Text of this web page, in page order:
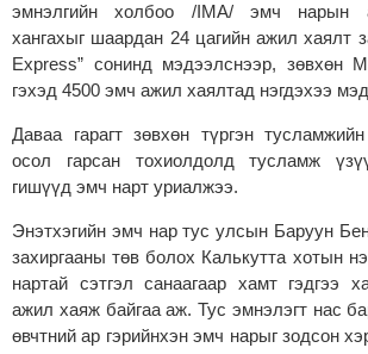
эмнэлгийн холбоо /IMA/ эмч нарын
хангахыг шаардан 24 цагийн ажил хаялт
Express” сонинд мэдээлснээр, зөвхөн
гэхэд 4500 эмч ажил хаялтад нэгдэхээ
Даваа гарагт зөвхөн түргэн
осол гарсан тохиолдолд тусламж
гишүүд эмч нарт уриалжээ.
Энэтхэгийн эмч нар тус улсын Баруун
захиргааны төв болох Калькутта хотын
нартай сэтгэл санаагаар хамт гэдгээ
ажил хаяж байгаа аж. Тус эмнэлэгт нас
өвчтний ар гэрийнхэн эмч нарыг зодсон